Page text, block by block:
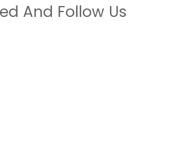
And Follow Us